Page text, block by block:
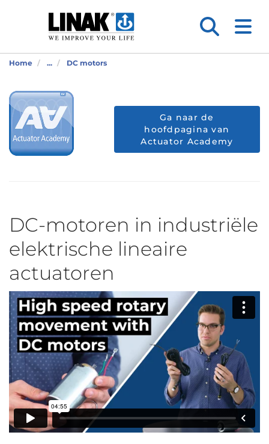
Home ... DC motors
Ga naar de
hoofdpagina van
Actuator Academy
DC-motoren in industriële
elektrische lineaire
actuatoren